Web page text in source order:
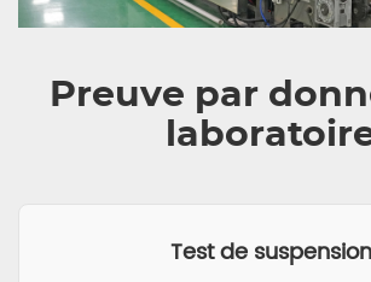
Preuve par
Test de suspension